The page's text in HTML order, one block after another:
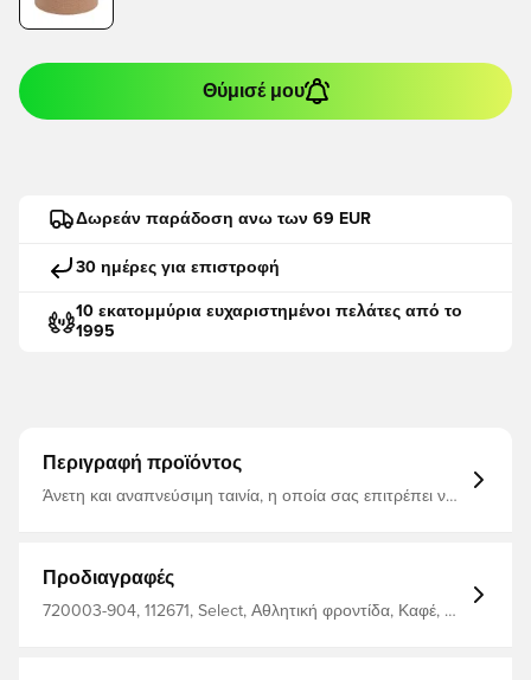
Θύμισέ μου
Δωρεάν παράδοση ανω των 69 EUR
30 ημέρες για επιστροφή
10 εκατομμύρια ευχαριστημένοι πελάτες από το
1995
Περιγραφή προϊόντος
Άνετη και αναπνεύσιμη ταινία, η οποία σας επιτρέπει να
ήδη κοπεί για να ταιριάζει, οπότε είναι εύκολο να
τοποθετηθεί σωστά. Η ταινία K θεραπεύει και αποτρέπει
τον αθλητικό τραυματισμό, βελτιώνοντας τη ροή του
Προδιαγραφές
720003-904, 112671, Select, Αθλητική φροντίδα, Καφέ, Κ-